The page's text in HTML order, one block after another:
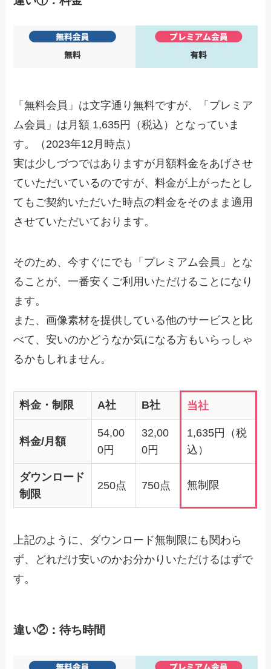
「無料会員」は文字通り無料ですが、「プレミア
ム会員」は月額 1,635円（税込）となっていま
す。（2023年12月時点）
実は少しづつではありますが月額料金をあげさせ
ていただいているのですが、料金が上がったとし
てもご契約いただいた時点の料金をそのまま適用
させていただいております。
そのため、今すぐにでも「プレミアム会員」とな
ることが、一番安くご利用いただけることになり
ます。
また、画像素材を提供している他のサービスと比
べて、安いのかどうなか気になる方もいらっしゃ
るかもしれません。
料金・制限 A社 B社 当社
料金/月額
54,00
0円
32,00
0円
1,635円（税
込）
ダウンロード
制限
250点 750点 無制限
上記のように、ダウンロード無制限にも関わら
ず、どれだけ安いのかお分かりいただけるはずで
す。
違い②：待ち時間